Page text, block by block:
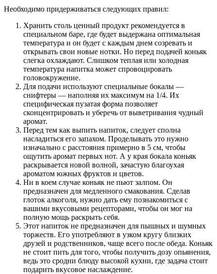
Необходимо придерживаться следующих правил:
Хранить столь ценный продукт рекомендуется в
специальном баре, где будет выдержана оптимальная
температура и он будет с каждым днем созревать и
открывать свои новые нотки. Но перед подачей коньяк
слегка охлаждают. Слишком теплая или холодная
температура напитка может спровоцировать
головокружение.
Для подачи используют специальные бокалы —
снифтеры — наполняя их максимум на 1/4. Их
специфическая пузатая форма позволяет
сконцентрировать и уберечь от выветривания чудный
аромат.
Перед тем как выпить напиток, следует сполна
насладиться его запахом. Проделывать это нужно
изначально с расстояния примерно в 5 см, чтобы
ощутить аромат первых нот. А у края бокала коньяк
раскрывается новой волной, зачастую благоухая
ароматом южных фруктов и цветов.
Ни в коем случае коньяк не пьют залпом. Он
предназначен для медленного смакования. Сделав
глоток алкоголя, нужно дать ему познакомиться с
вашими вкусовыми рецепторами, чтобы он мог на
полную мощь раскрыть себя.
Этот напиток не предназначен для пышных и шумных
торжеств. Его употребляют в узком кругу близких
друзей и родственников, чаще всего после обеда. Коньяк
не стоит пить для того, чтобы получить дозу опьянения,
ведь это сродни блюду высокой кухни, где задача стоит
подарить вкусовое наслаждение.